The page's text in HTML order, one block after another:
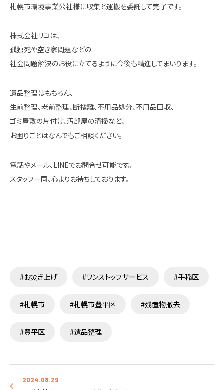
札幌市環境事業公社様に収集と運搬を委託して完了です。
株式会社リコは、
孤独死や空き家問題などの
社会問題解決のお役に立てるように今後も精進してまいります。
遺品整理はもちろん、
生前整理、老前整理、断捨離、不用品処分、不用品回収、
ゴミ屋敷の片付け、汚部屋の清掃など、
お困りごとはなんでもご相談ください。
電話やメール、LINEでお問合せ可能です。
スタッフ一同、心よりお待ちしております。
#お焚き上げ #ワンストップサービス #手稲区
#札幌市 #札幌市豊平区 #残置物撤去
#豊平区 #遺品整理
2024.08.29